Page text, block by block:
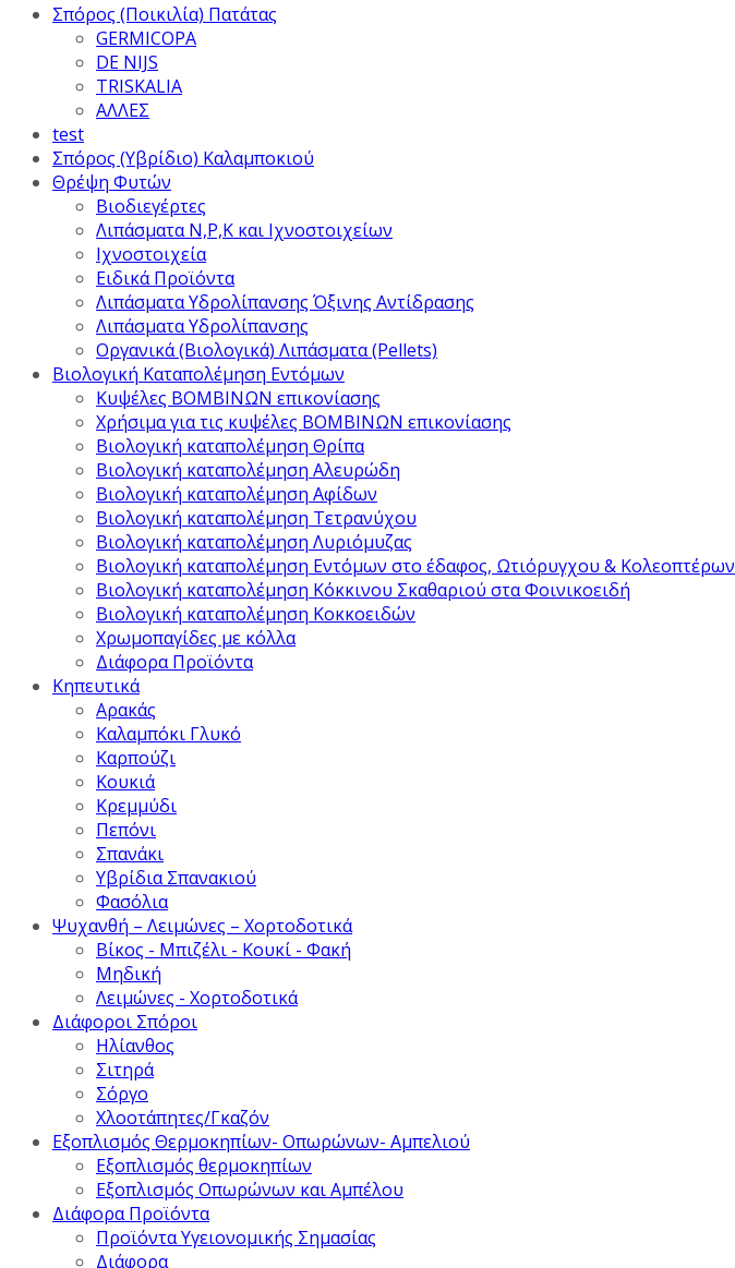
Σπόρος (Ποικιλία) Πατάτας
GERMICOPA
DE NIJS
TRISKALIA
ΑΛΛΕΣ
test
Σπόρος (Υβρίδιο) Καλαμποκιού
Θρέψη Φυτών
Βιοδιεγέρτες
Λιπάσματα Ν,Ρ,Κ και Ιχνοστοιχείων
Ιχνοστοιχεία
Ειδικά Προϊόντα
Λιπάσματα Υδρολίπανσης Όξινης Αντίδρασης
Λιπάσματα Υδρολίπανσης
Οργανικά (Βιολογικά) Λιπάσματα (Pellets)
Βιολογική Καταπολέμηση Εντόμων
Κυψέλες ΒΟΜΒΙΝΩΝ επικονίασης
Χρήσιμα για τις κυψέλες ΒΟΜΒΙΝΩΝ επικονίασης
Βιολογική καταπολέμηση Θρίπα
Βιολογική καταπολέμηση Αλευρώδη
Βιολογική καταπολέμηση Αφίδων
Βιολογική καταπολέμηση Τετρανύχου
Βιολογική καταπολέμηση Λυριόμυζας
Βιολογική καταπολέμηση Εντόμων στο έδαφος, Ωτιόρυγχου & Κολεοπτέρων
Βιολογική καταπολέμηση Κόκκινου Σκαθαριού στα Φοινικοειδή
Βιολογική καταπολέμηση Κοκκοειδών
Χρωμοπαγίδες με κόλλα
Διάφορα Προϊόντα
Κηπευτικά
Αρακάς
Καλαμπόκι Γλυκό
Καρπούζι
Κουκιά
Κρεμμύδι
Πεπόνι
Σπανάκι
Υβρίδια Σπανακιού
Φασόλια
Ψυχανθή – Λειμώνες – Χορτοδοτικά
Βίκος - Μπιζέλι - Κουκί - Φακή
Μηδική
Λειμώνες - Χορτοδοτικά
Διάφοροι Σπόροι
Ηλίανθος
Σιτηρά
Σόργο
Χλοοτάπητες/Γκαζόν
Εξοπλισμός Θερμοκηπίων- Οπωρώνων- Αμπελιού
Εξοπλισμός θερμοκηπίων
Εξοπλισμός Οπωρώνων και Αμπέλου
Διάφορα Προϊόντα
Προϊόντα Υγειονομικής Σημασίας
Διάφορα